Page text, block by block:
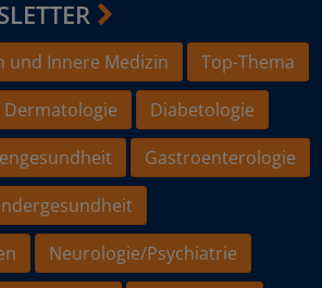
und Innere Medizin
Top-Thema
Dermatologie
Diabetologie
Gastroenterologie
Neurologie/Psychiatrie